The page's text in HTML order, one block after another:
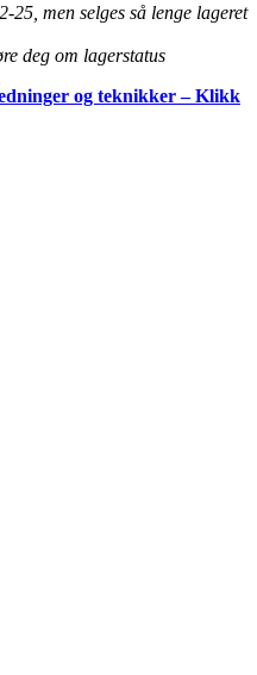
25, men selges så lenge lageret
deg om lagerstatus
og teknikker – Klikk